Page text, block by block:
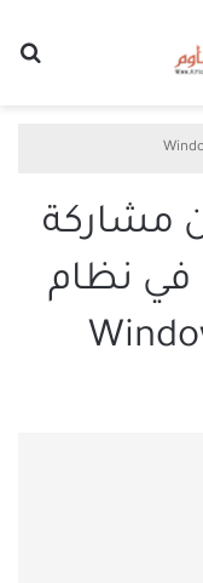
مشاركة
في نظام